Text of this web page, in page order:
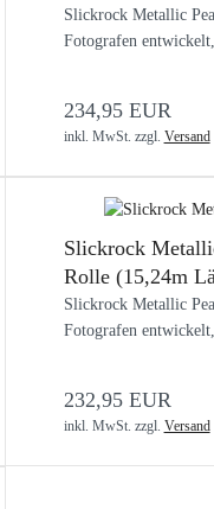
Slickrock Metallic
Fotografen
234,95 EUR
inkl. MwSt. zzgl. Versand
Slickrock
Rolle (15,24m
Slickrock Metallic
Fotografen
232,95 EUR
inkl. MwSt. zzgl. Versand